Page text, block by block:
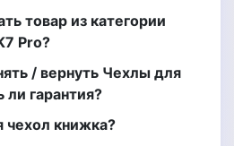
товар из категории
Pro?
/ вернуть Чехлы для
ли гарантия?
чехол книжка?